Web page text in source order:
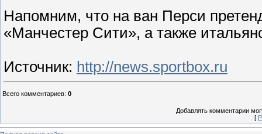
Напомним, что на ван Перси
«Манчестер Сити», а также
Источник: http://news.sportbox.ru
Всего комментариев: 0
Добавлять комментарии
[